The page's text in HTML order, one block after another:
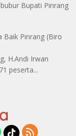
Bupati Pinrang
Baik Pinrang (Biro
H.Andi Irwan
peserta...